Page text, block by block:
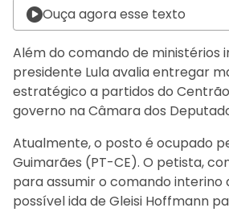
Ouça agora esse texto
Além do comando de ministérios
presidente Lula avalia entregar
estratégico a partidos do
governo na Câmara dos
Atualmente, o posto é ocupado
Guimarães (PT-CE). O petista,
para assumir o comando interino
possível ida de Gleisi Hoffmann